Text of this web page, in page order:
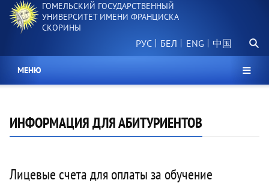
Перейти
основному
ГОМЕЛЬСКИЙ ГОСУДАРСТВЕННЫЙ
УНИВЕРСИТЕТ ИМЕНИ ФРАНЦИСКА
СКОРИНЫ
РУС БЕЛ 中国
МЕНЮ
ИНФОРМАЦИЯ ДЛЯ АБИТУРИЕНТОВ
Лицевые счета для оплаты за обучение